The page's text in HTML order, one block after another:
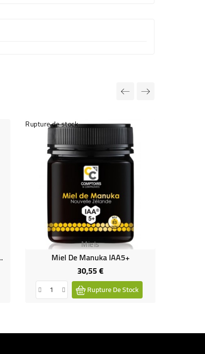
Bio -Gélules
Rupture de stock
Miels
Miel De Manuka IAA5+
30,55 €Prix
Rupture De Stock